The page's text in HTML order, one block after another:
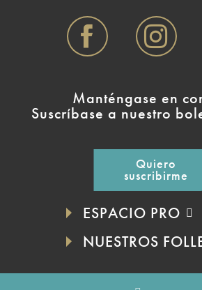
Manténgase en
Suscríbase a nuestro
Quiero
suscribirme
ESPACIO PRO
NUESTROS